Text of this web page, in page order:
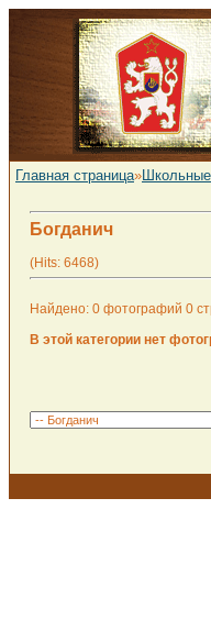
Главная страница»Школьные
Богданич
(Hits: 6468)
Найдено: 0 фотографий 0
В этой категории нет